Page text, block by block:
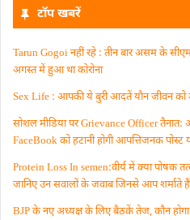
टॉप खबरें
Tarun Gogoi नहीं रहे : तीन बार असम के
अगस्त में हुआ था कोरोना
Sex Life : आपकी ये बुरी आदतें याैन जीवन को
सोशल मीडिया पर Grievance Officer
FaceBook को हटानी होगी आपत्तिजनक पोस्ट
Protein Loss In semen:वीर्य में क्या पोषक
जानिए उन सवालों के जवाब जिनसे आप शर्माते
BJP के नए अध्यक्ष के लिए बैठकें तेज, कौन होगा